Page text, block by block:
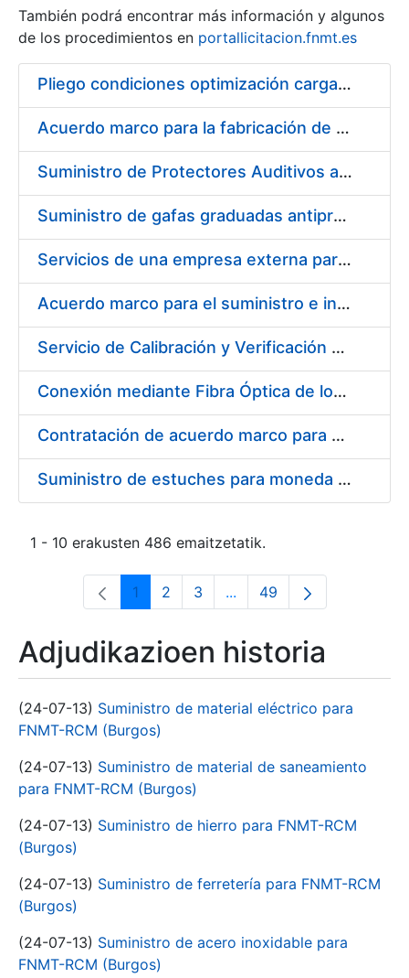
Erakutsi/Ezkutatu
También podrá encontrar más información y algunos
de los procedimientos en portallicitacion.fnmt.es
Pliego condiciones optimización cargas compras firmado
Acuerdo marco para la fabricación de piezas
Suministro de Protectores Auditivos a medida para las personas trabajadoras de los Centros de Trabajo de Madrid y Burgos
Suministro de gafas graduadas antiproyecciones para los trabajadores de la FNMT-RCM en los centros de trabajo de Madrid y Burgos
Servicios de una empresa externa para el asesoramiento y resolución de los recursos de alzada que se presentan relacionados con procesos de selección para la FNMT-RCM
Acuerdo marco para el suministro e instalación de persianas, estores y otros complementos
Servicio de Calibración y Verificación Externa de los Equipos de Medición del Servicio de Prevención de la FNMT-RCM
Conexión mediante Fibra Óptica de los Centros de Proceso de Datos (CPDs) de las sedes de la FNMT-RCM de Burgos y Madrid
Contratación de acuerdo marco para el Suministro de Material de Electricidad para la Fábrica Nacional de Moneda y Timbre-Real Casa de la Moneda en su centro de trabajo de Burgos
Suministro de estuches para moneda de 30 €
1 - 10 erakusten 486 emaitzetatik.
Orrialdea
1 Orrialdea
2 Orrialdea
3 ...Intermediate Pages Use
Orrialdea
49
Adjudikazioen historia
(24-07-13) Suministro de material eléctrico para
FNMT-RCM (Burgos)
(24-07-13) Suministro de material de saneamiento
para FNMT-RCM (Burgos)
(24-07-13) Suministro de hierro para FNMT-RCM
(Burgos)
(24-07-13) Suministro de ferretería para FNMT-RCM
(Burgos)
(24-07-13) Suministro de acero inoxidable para
FNMT-RCM (Burgos)